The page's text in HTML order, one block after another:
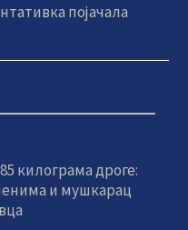
појачала
килограма дроге:
и мушкарац